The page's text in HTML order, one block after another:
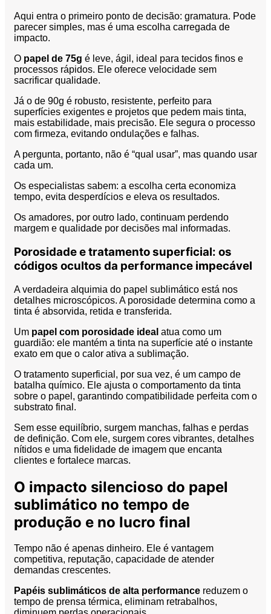
Aqui entra o primeiro ponto de decisão: gramatura. Pode
parecer simples, mas é uma escolha carregada de
impacto.
O papel de 75g é leve, ágil, ideal para tecidos finos e
processos rápidos. Ele oferece velocidade sem
sacrificar qualidade.
Já o de 90g é robusto, resistente, perfeito para
superfícies exigentes e projetos que pedem mais tinta,
mais estabilidade, mais precisão. Ele segura o processo
com firmeza, evitando ondulações e falhas.
A pergunta, portanto, não é “qual usar”, mas quando usar
cada um.
Os especialistas sabem: a escolha certa economiza
tempo, evita desperdícios e eleva os resultados.
Os amadores, por outro lado, continuam perdendo
margem e qualidade por decisões mal informadas.
Porosidade e tratamento superficial: os
códigos ocultos da performance impecável
A verdadeira alquimia do papel sublimático está nos
detalhes microscópicos. A porosidade determina como a
tinta é absorvida, retida e transferida.
Um papel com porosidade ideal atua como um
guardião: ele mantém a tinta na superfície até o instante
exato em que o calor ativa a sublimação.
O tratamento superficial, por sua vez, é um campo de
batalha químico. Ele ajusta o comportamento da tinta
sobre o papel, garantindo compatibilidade perfeita com o
substrato final.
Sem esse equilíbrio, surgem manchas, falhas e perdas
de definição. Com ele, surgem cores vibrantes, detalhes
nítidos e uma fidelidade de imagem que encanta
clientes e fortalece marcas.
O impacto silencioso do papel
sublimático no tempo de
produção e no lucro final
Tempo não é apenas dinheiro. Ele é vantagem
competitiva, reputação, capacidade de atender
demandas crescentes.
Papéis sublimáticos de alta performance reduzem o
tempo de prensa térmica, eliminam retrabalhos,